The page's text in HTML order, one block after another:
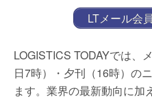
LTメール会
LOGISTICS TODAYでは、
日7時）・夕刊（16時）の
ます。業界の最新動向に加